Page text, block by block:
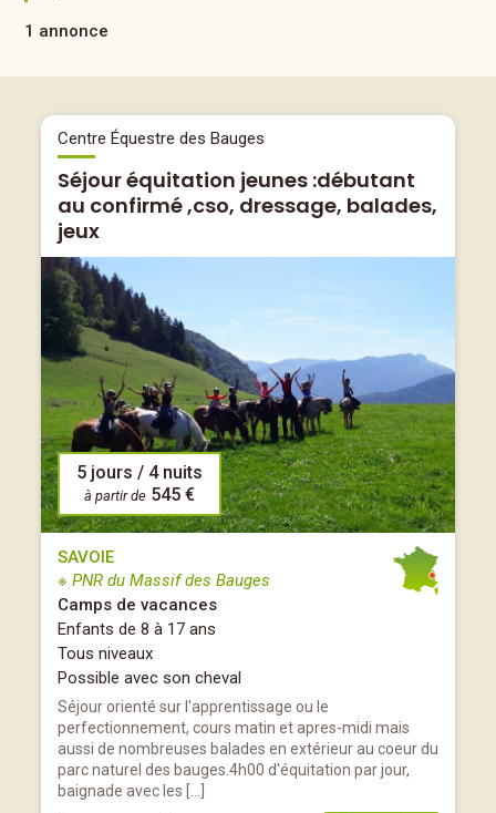
1 annonce
Centre Équestre des Bauges
Séjour équitation jeunes :débutant
au confirmé ,cso, dressage, balades,
jeux
5 jours / 4 nuits
à partir de 545 €
SAVOIE
※ PNR du Massif des Bauges
Camps de vacances
Enfants de 8 à 17 ans
Tous niveaux
Possible avec son cheval
Séjour orienté sur l'apprentissage ou le
perfectionnement, cours matin et apres-midi mais
aussi de nombreuses balades en extérieur au coeur du
parc naturel des bauges.4h00 d'équitation par jour,
baignade avec les […]